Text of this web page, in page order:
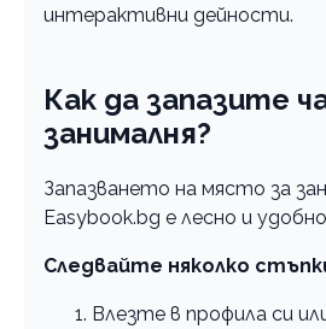
интерактивни дейности.
Как да запазите
занималня?
Запазването на място за
Easybook.bg е лесно и
Следвайте няколко
Влезте в профила си